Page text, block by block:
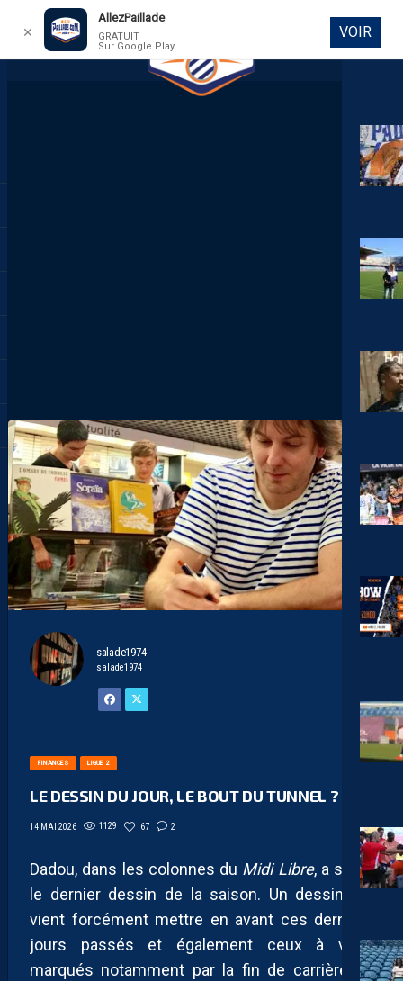
DIRECT
salade1974
salade1974
FINANCES LIGUE 2
LE DESSIN DU JOUR, LE BOUT DU TUNNEL ?
14 MAI 2026 1129 67 2
Dadou, dans les colonnes du Midi Libre, a signé
le dernier dessin de la saison. Un dessin qui
vient forcément mettre en avant ces derniers
jours passés et également ceux à venir
marqués notamment par la fin de carrière de
✕
AllezPaillade
GRATUIT
Sur Google Play
VOIR